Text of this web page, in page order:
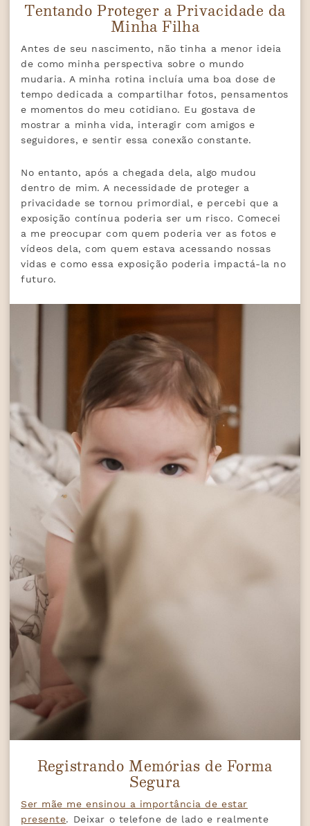
Tentando Proteger a Privacidade da
Minha Filha
Antes de seu nascimento, não tinha a menor ideia
de como minha perspectiva sobre o mundo
mudaria. A minha rotina incluía uma boa dose de
tempo dedicada a compartilhar fotos, pensamentos
e momentos do meu cotidiano. Eu gostava de
mostrar a minha vida, interagir com amigos e
seguidores, e sentir essa conexão constante.
No entanto, após a chegada dela, algo mudou
dentro de mim. A necessidade de proteger a
privacidade se tornou primordial, e percebi que a
exposição contínua poderia ser um risco. Comecei
a me preocupar com quem poderia ver as fotos e
vídeos dela, com quem estava acessando nossas
vidas e como essa exposição poderia impactá-la no
futuro.
Registrando Memórias de Forma
Segura
Ser mãe me ensinou a importância de estar
presente. Deixar o telefone de lado e realmente